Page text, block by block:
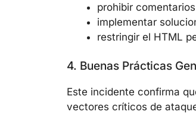
prohibir
implementar
restringir el HTML
4. Buenas Prácticas
Este incidente confirma
vectores críticos de